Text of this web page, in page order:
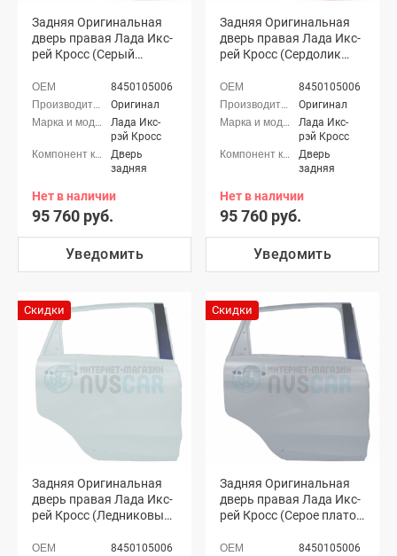
Задняя Оригинальная
дверь правая Лада Икс-
рей Кросс (Серый
8450105006
Оригинал
Лада Икс-
рэй Кросс
Дверь
задняя
Нет в наличии
95 760 руб.
Уведомить
Задняя Оригинальная
дверь правая Лада Икс-
рей Кросс (Сердолик
8450105006
Оригинал
Лада Икс-
рэй Кросс
Дверь
задняя
Нет в наличии
95 760 руб.
Уведомить
Скидки
Задняя Оригинальная
дверь правая Лада Икс-
рей Кросс (Ледниковый
8450105006
Скидки
Задняя Оригинальная
дверь правая Лада Икс-
рей Кросс (Серое плато
8450105006